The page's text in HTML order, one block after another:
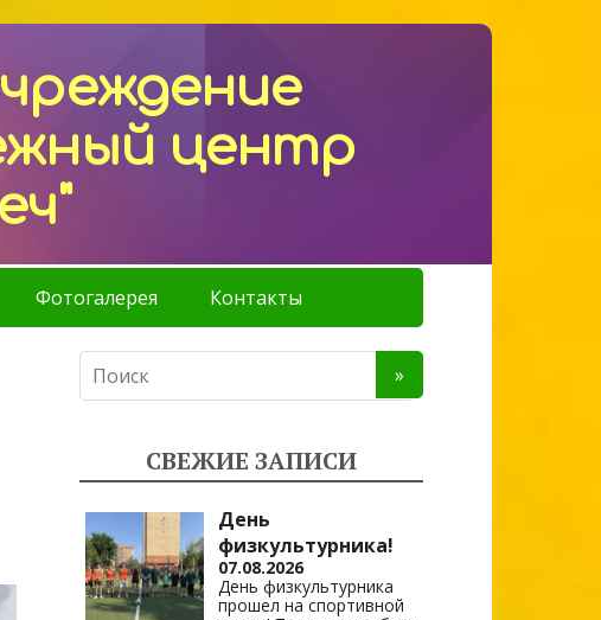
центр
Фотогалерея Контакты
СВЕЖИЕ ЗАПИСИ
День
физкультурника!
07.08.2026
День физкультурника
прошел на спортивной